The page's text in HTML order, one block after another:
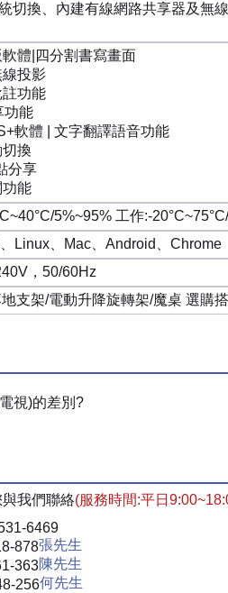
切換、內建有線網路共享器及無
體|四分割書寫畫面
投影
功能
功能
軟體 | 文字翻譯語音功能
換
分享
能
5%~95% 工作:-
Linux、Mac、Android、Chrome
，50/60Hz
支架/電動升降旋轉架/魔桌 選購
視)的差別?
我們聯絡(服務時間:平日
6469
878張先生
363陳先生
256何先生